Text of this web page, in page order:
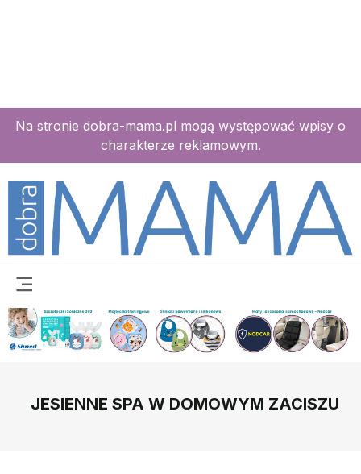
Na stronie dobra-mama.pl mogą występować wpisy o
charakterze reklamowym.
JESIENNE SPA W DOMOWYM ZACISZU